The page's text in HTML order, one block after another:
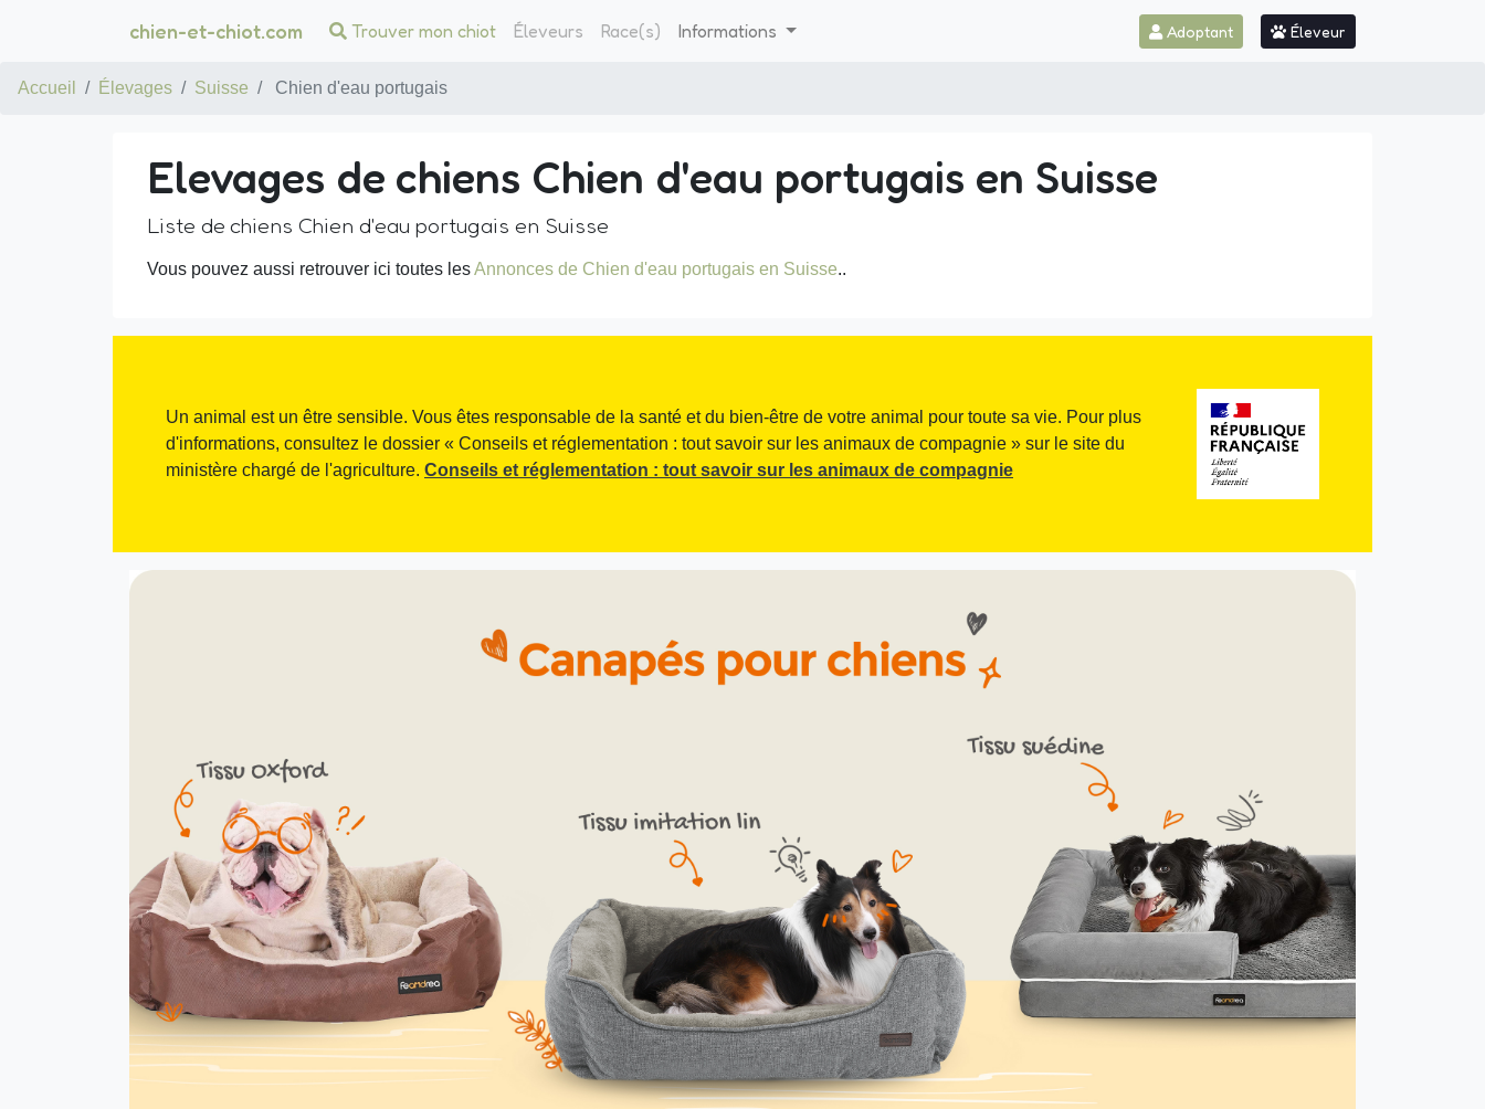
chien-et-chiot.com Trouver mon chiot Éleveurs Race(s) Informations Adoptant Éleveur
Accueil Élevages Suisse Chien d'eau portugais
Elevages de chiens Chien d'eau portugais en Suisse
Liste de chiens Chien d'eau portugais en Suisse
Vous pouvez aussi retrouver ici toutes lesAnnonces de Chien d'eau portugais en Suisse..
Un animal est un être sensible. Vous êtes responsable de la santé et du bien-être de votre animal pour toute sa vie. Pour plus
d'informations, consultez le dossier « Conseils et réglementation : tout savoir sur les animaux de compagnie » sur le site du
ministère chargé de l'agriculture. Conseils et réglementation : tout savoir sur les animaux de compagnie